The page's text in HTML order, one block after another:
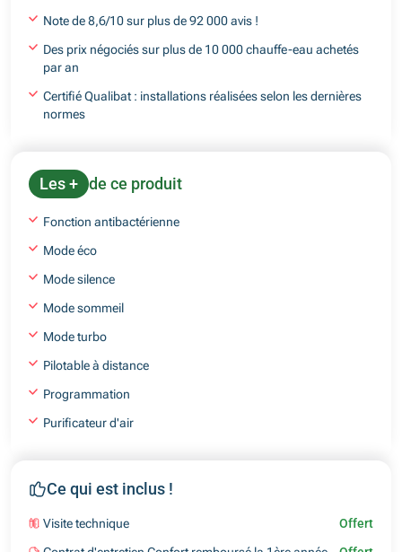
Note de 8,6/10 sur plus de 92 000 avis !
Des prix négociés sur plus de 10 000 chauffe-eau achetés
par an
Certifié Qualibat : installations réalisées selon les dernières
normes
Les + de ce produit
Fonction antibactérienne
Mode éco
Mode silence
Mode sommeil
Mode turbo
Pilotable à distance
Programmation
Purificateur d'air
Ce qui est inclus !
Visite technique
Offert